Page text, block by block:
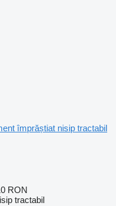
împrăștiat nisip tractabil
RON
tractabil